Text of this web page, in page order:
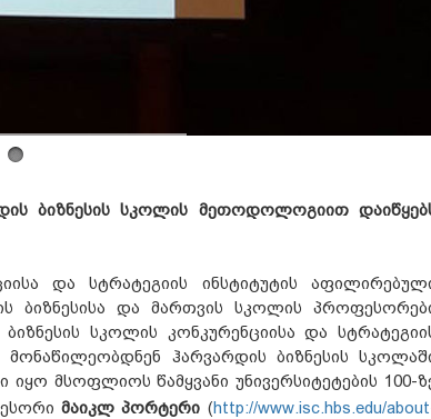
ბიზნესის სკოლის მეთოდოლოგიით
და სტრატეგიის ინსტიტუტის
ბიზნესისა და მართვის სკოლის
სკოლის კონკურენციისა და
ჰარვარდის ბიზნესის
მსოფლიოს წამყვანი უნივერსიტეტების 100-
მაიკლ პორტერი (http://www.isc.hbs.edu/